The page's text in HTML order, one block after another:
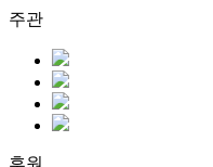
주관
후원